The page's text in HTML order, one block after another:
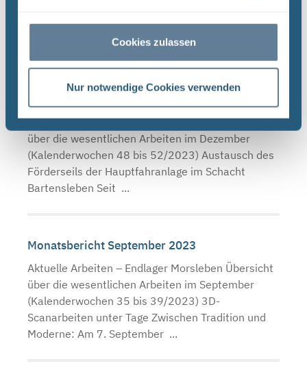
Cookies zulassen
Nur notwendige Cookies verwenden
am neuen Verwaltungsgebäude werden
abgeschlossen Die ...
Aktuelle Arbeiten – Endlager Morsleben Übersicht
über die wesentlichen Arbeiten im Dezember
(Kalenderwochen 48 bis 52/2023) Austausch des
Förderseils der Hauptfahranlage im Schacht
Bartensleben Seit ...
Monatsbericht September 2023
Aktuelle Arbeiten – Endlager Morsleben Übersicht
über die wesentlichen Arbeiten im September
(Kalenderwochen 35 bis 39/2023) 3D-
Scanarbeiten unter Tage Zwischen Tradition und
Moderne: Am 7. September ...